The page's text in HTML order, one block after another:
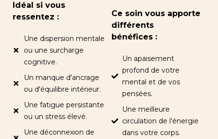
Idéal si vous
ressentez :
Une dispersion mentale
ou une surcharge
cognitive.
Un manque d'ancrage
ou d'équilibre intérieur.
Une fatigue persistante
ou un stress élevé.
Une déconnexion de
Ce soin vous apporte
différents
bénéfices :
Un apaisement
profond de votre
mental et de vos
pensées.
Une meilleure
circulation de l'énergie
dans votre corps.